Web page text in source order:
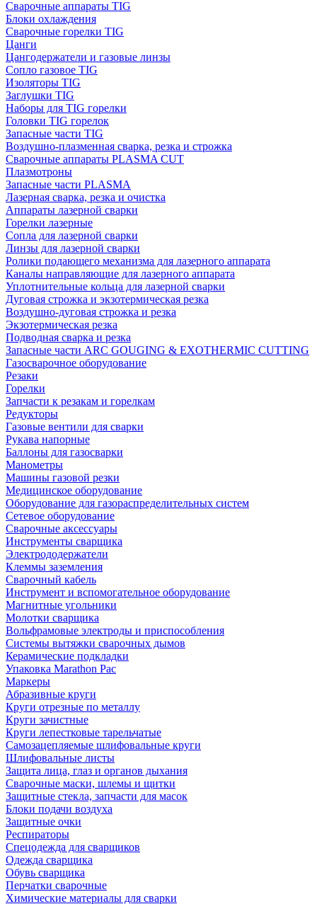
Сварочные аппараты TIG
Блоки охлаждения
Сварочные горелки TIG
Цанги
Цангодержатели и газовые линзы
Сопло газовое TIG
Изоляторы TIG
Заглушки TIG
Наборы для TIG горелки
Головки TIG горелок
Запасные части TIG
Воздушно-плазменная сварка, резка и строжка
Сварочные аппараты PLASMA CUT
Плазмотроны
Запасные части PLASMA
Лазерная сварка, резка и очистка
Аппараты лазерной сварки
Горелки лазерные
Сопла для лазерной сварки
Линзы для лазерной сварки
Ролики подающего механизма для лазерного аппарата
Каналы направляющие для лазерного аппарата
Уплотнительные кольца для лазерной сварки
Дуговая строжка и экзотермическая резка
Воздушно-дуговая строжка и резка
Экзотермическая резка
Подводная сварка и резка
Запасные части ARC GOUGING & EXOTHERMIC CUTTING
Газосварочное оборудование
Резаки
Горелки
Запчасти к резакам и горелкам
Редукторы
Газовые вентили для сварки
Рукава напорные
Баллоны для газосварки
Манометры
Машины газовой резки
Медицинское оборудование
Оборудование для газораспределительных систем
Сетевое оборудование
Сварочные аксессуары
Инструменты сварщика
Электрододержатели
Клеммы заземления
Сварочный кабель
Инструмент и вспомогательное оборудование
Магнитные угольники
Молотки сварщика
Вольфрамовые электроды и приспособления
Системы вытяжки сварочных дымов
Керамические подкладки
Упаковка Marathon Pac
Маркеры
Абразивные круги
Круги отрезные по металлу
Круги зачистные
Круги лепестковые тарельчатые
Самозацепляемые шлифовальные круги
Шлифовальные листы
Защита лица, глаз и органов дыхания
Сварочные маски, шлемы и щитки
Защитные стекла, запчасти для масок
Блоки подачи воздуха
Защитные очки
Респираторы
Спецодежда для сварщиков
Одежда сварщика
Обувь сварщика
Перчатки сварочные
Химические материалы для сварки